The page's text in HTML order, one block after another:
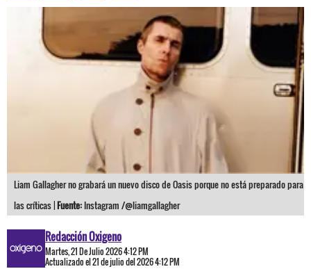
Liam Gallagher no grabará un nuevo disco de Oasis porque no está preparado para
las críticas |Fuente: Instagram /@liamgallagher
Redacción Oxigeno
Martes, 21 De Julio 2026 4:12 PM
Actualizado el 21 de julio del 2026 4:12 PM